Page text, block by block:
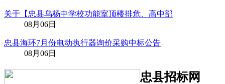
关于【忠县乌杨中学校功能室顶楼排危、高中部
08月06日
忠县海环7月份电动执行器询价采购中标公告
08月06日
忠县招标网